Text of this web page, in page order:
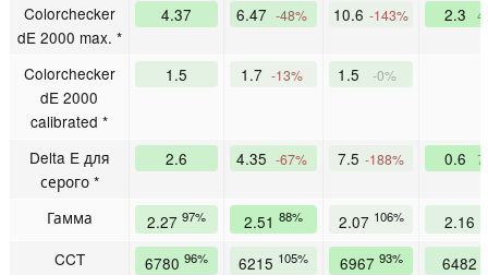
Colorchecker
dE 2000 max. *
4.37 6.47 -48% 10.6 -143% 2.3
Colorchecker
dE 2000
calibrated *
1.5 1.7 -13% 1.5 -0%
Delta E для
серого *
2.6 4.35 -67% 7.5 -188% 0.6
Гамма 2.27 97% 2.51 88% 2.07 106% 2.16
CCT 6780 96% 6215 105% 6967 93% 6482